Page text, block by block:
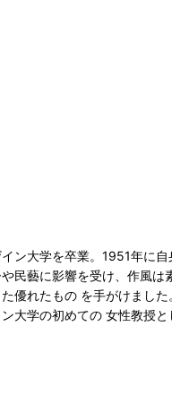
ン大学を卒業。1951年
藝に影響を受け、作風
優れたもの を手がけま
学の初めての 女性教授